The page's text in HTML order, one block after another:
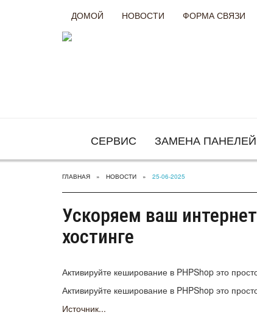
ДОМОЙ НОВОСТИ ФОРМА СВЯЗИ
СЕРВИС ЗАМЕНА ПАНЕЛЕЙ
ГЛАВНАЯ НОВОСТИ 25-06-2025
Ускоряем ваш
хостинге
Активируйте кеширование в PHPShop это
Активируйте кеширование в PHPShop это
Источник...